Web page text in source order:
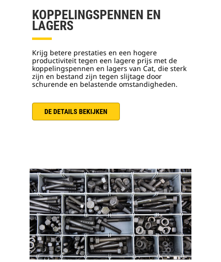
KOPPELINGSPENNEN EN
LAGERS
Krijg betere prestaties en een hogere
productiviteit tegen een lagere prijs met de
koppelingspennen en lagers van Cat, die sterk
zijn en bestand zijn tegen slijtage door
schurende en belastende omstandigheden.
DE DETAILS BEKIJKEN